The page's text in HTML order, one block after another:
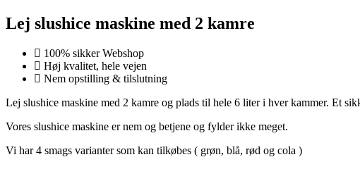
Lej slushice maskine med 2 kamre
100% sikker Webshop
Høj kvalitet, hele vejen
Nem opstilling & tilslutning
Lej slushice maskine med 2 kamre og plads til hele 6 liter i hver kammer. Et
Vores slushice maskine er nem og betjene og fylder ikke meget.
Vi har 4 smags varianter som kan tilkøbes ( grøn, blå, rød og cola )